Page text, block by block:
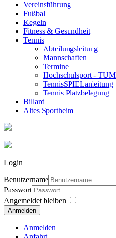
Vereinsführung
Fußball
Kegeln
Fitness & Gesundheit
Tennis
Abteilungsleitung
Mannschaften
Termine
Hochschulsport - TUM
TennisSPIELanleitung
Tennis Platzbelegung
Billard
Altes Sportheim
Login
Benutzername
Passwort
Angemeldet bleiben
Anmelden
Anmelden